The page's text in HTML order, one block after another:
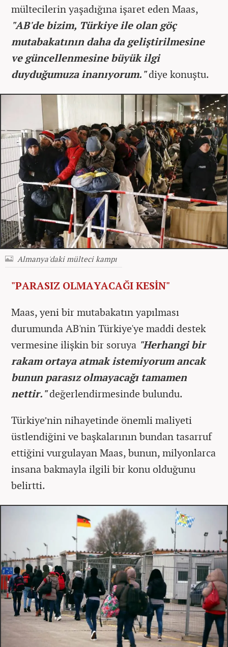
mültecilerin yaşadığına işaret eden Maas,
"AB'de bizim, Türkiye ile olan göç
mutabakatının daha da geliştirilmesine
ve güncellenmesine büyük ilgi
duyduğumuza inanıyorum."diye konuştu.
Almanya'daki mülteci kampı
"PARASIZ OLMAYACAĞI KESİN"
Maas, yeni bir mutabakatın yapılması
durumunda AB'nin Türkiye'ye maddi destek
vermesine ilişkin bir soruya "Herhangi bir
rakam ortaya atmak istemiyorum ancak
bunun parasız olmayacağı tamamen
nettir."değerlendirmesinde bulundu.
Türkiye’nin nihayetinde önemli maliyeti
üstlendiğini ve başkalarının bundan tasarruf
ettiğini vurgulayan Maas, bunun, milyonlarca
insana bakmayla ilgili bir konu olduğunu
belirtti.